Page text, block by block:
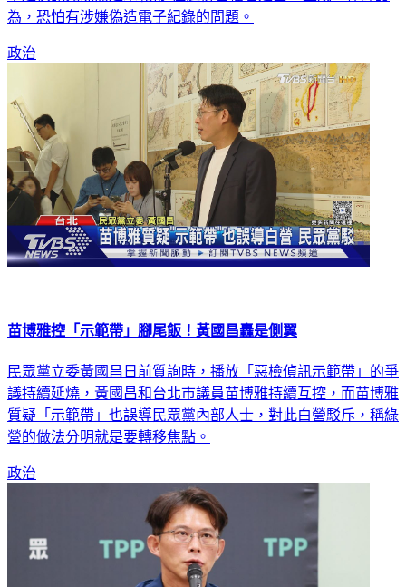
為，恐怕有涉嫌偽造電子紀錄的問題。
政治
苗博雅控「示範帶」腳尾飯！黃國昌轟是側翼
民眾黨立委黃國昌日前質詢時，播放「惡檢偵訊示範帶」的爭
議持續延燒，黃國昌和台北市議員苗博雅持續互控，而苗博雅
質疑「示範帶」也誤導民眾黨內部人士，對此白營駁斥，稱綠
營的做法分明就是要轉移焦點。
政治